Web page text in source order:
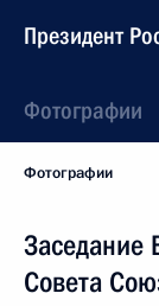
Президент
Фотографии
Фотографии
Заседание
Совета